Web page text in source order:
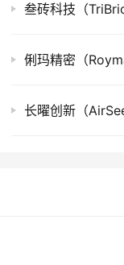
叁砖科技（
俐玛精密（
长曜创新（